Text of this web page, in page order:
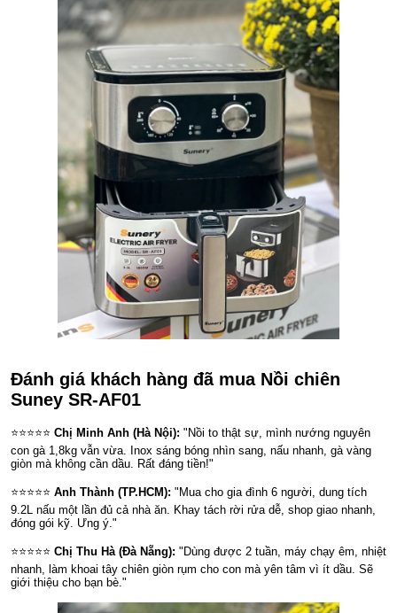
Đánh giá khách hàng đã mua Nồi chiên
Suney SR-AF01
⭐⭐⭐⭐⭐ Chị Minh Anh (Hà Nội): "Nồi to thật sự, mình nướng nguyên
con gà 1,8kg vẫn vừa. Inox sáng bóng nhìn sang, nấu nhanh, gà vàng
giòn mà không cần dầu. Rất đáng tiền!"
⭐⭐⭐⭐⭐ Anh Thành (TP.HCM): "Mua cho gia đình 6 người, dung tích
9.2L nấu một lần đủ cả nhà ăn. Khay tách rời rửa dễ, shop giao nhanh,
đóng gói kỹ. Ưng ý."
⭐⭐⭐⭐⭐ Chị Thu Hà (Đà Nẵng): "Dùng được 2 tuần, máy chạy êm, nhiệt
nhanh, làm khoai tây chiên giòn rụm cho con mà yên tâm vì ít dầu. Sẽ
giới thiệu cho bạn bè."